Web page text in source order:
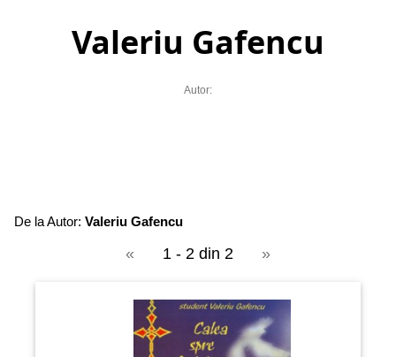
Valeriu Gafencu
Autor:
De la Autor: Valeriu Gafencu
« 1 - 2 din 2 »